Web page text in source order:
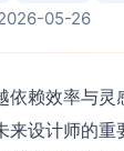
05-26
依赖效率与
来设计师的